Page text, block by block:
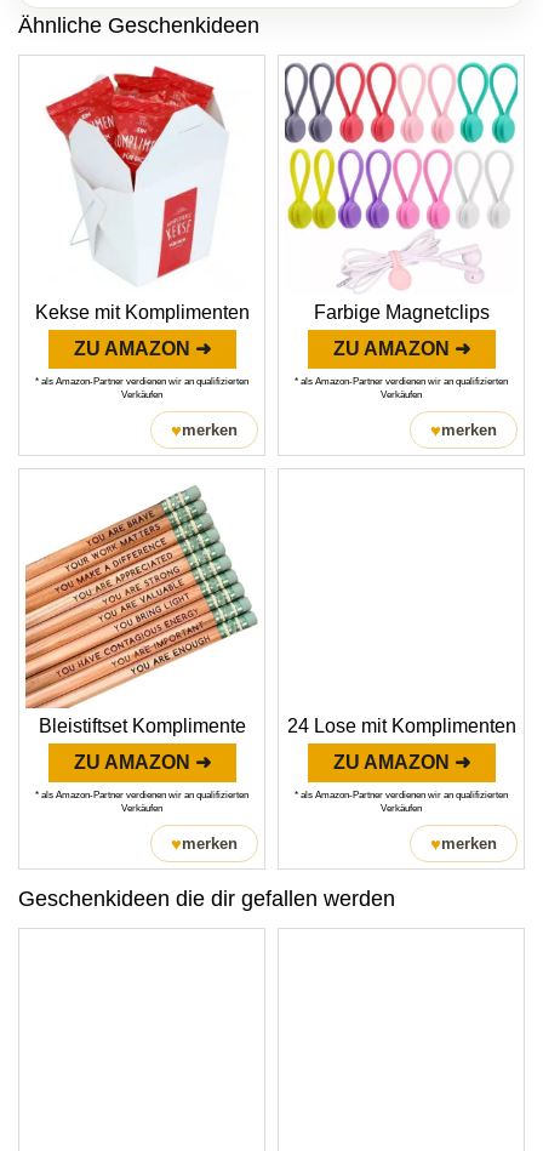
Ähnliche Geschenkideen
Kekse mit Komplimenten
ZU AMAZON ➜
* als Amazon-Partner verdienen wir an qualifizierten
Verkäufen
♥merken
Farbige Magnetclips
ZU AMAZON ➜
* als Amazon-Partner verdienen wir an qualifizierten
Verkäufen
♥merken
Bleistiftset Komplimente
ZU AMAZON ➜
* als Amazon-Partner verdienen wir an qualifizierten
Verkäufen
♥merken
24 Lose mit Komplimenten
ZU AMAZON ➜
* als Amazon-Partner verdienen wir an qualifizierten
Verkäufen
♥merken
Geschenkideen die dir gefallen werden